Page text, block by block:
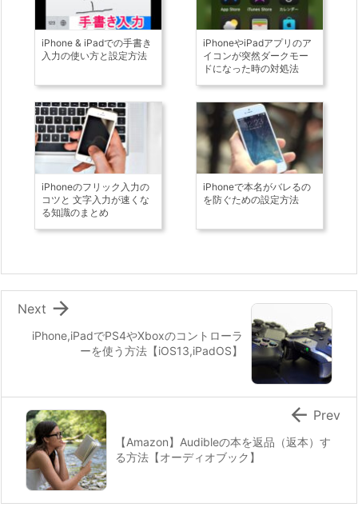
iPhone & iPadでの手書き
入力の使い方と設定方法
iPhoneやiPadアプリのア
イコンが突然ダークモー
ドになった時の対処法
iPhoneのフリック入力の
コツと 文字入力が速くな
る知識のまとめ
iPhoneで本名がバレるの
を防ぐための設定方法
iPhone,iPadでPS4やXboxのコントローラ
ーを使う方法【iOS13,iPadOS】

Next
【Amazon】Audibleの本を返品（返本）す
る方法【オーディオブック】
 Prev